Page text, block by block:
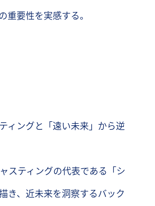
要性を実感する。
ィングと「遠い未来」から逆
スティングの代表である「シ
き、近未来を洞察するバック